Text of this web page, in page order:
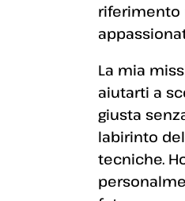
riferimento
La mia
aiutarti a
giusta
labirinto
tecniche.